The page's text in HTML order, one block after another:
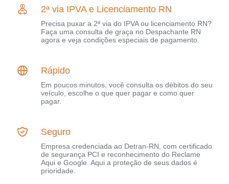
2ª via IPVA e Licenciamento RN
Precisa puxar a 2ª via do IPVA ou licenciamento RN?
Faça uma consulta de graça no Despachante RN
agora e veja condições especiais de pagamento.
Rápido
Em poucos minutos, você consulta os débitos do seu
veículo, escolhe o que quer pagar e como quer
pagar.
Seguro
Empresa credenciada ao Detran-RN, com certificado
de segurança PCI e reconhecimento do Reclame
Aqui e Google. Aqui a proteção de seus dados é
prioridade.